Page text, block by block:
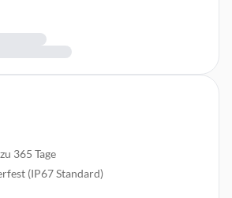
365 Tage
(IP67 Standard)